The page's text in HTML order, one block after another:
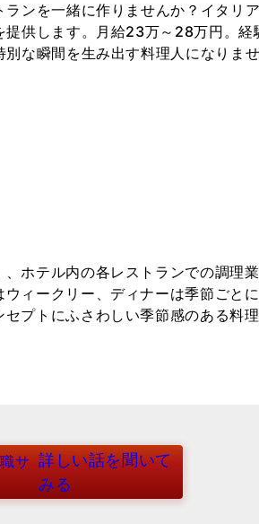
ンを一緒に作りませんか？イタリ
提供します。月給23万～28万円。経
な瞬間を生み出す料理人になりま
ホテル内の各レストランでの調理業
ィークリー、ディナーは季節ごと
プトにふさわしい季節感のある料
サ 詳しい話を聞いて
みる